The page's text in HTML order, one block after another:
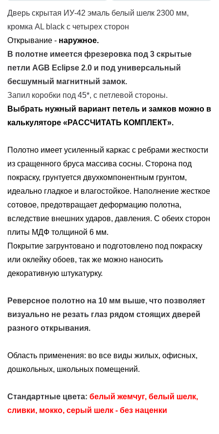
Дверь скрытая ИУ-42 эмаль белый шелк 2300 мм,
кромка AL black с четырех сторон
Открывание - наружное.
В полотне имеется фрезеровка под 3 скрытые
петли AGB Eclipse 2.0 и под универсальный
бесшумный магнитный замок.
Запил коробки под 45*, с петлевой стороны.
Выбрать нужный вариант петель и замков можно в
калькуляторе «РАССЧИТАТЬ КОМПЛЕКТ».
Полотно имеет усиленный каркас с ребрами жесткости
из сращенного бруса массива сосны. Сторона под
покраску, грунтуется двухкомпонентным грунтом,
идеально гладкое и влагостойкое. Наполнение жесткое
сотовое, предотвращает деформацию полотна,
вследствие внешних ударов, давления. С обеих сторон
плиты МДФ толщиной 6 мм.
Покрытие загрунтовано и подготовлено под покраску
или оклейку обоев, так же можно наносить
декоративную штукатурку.
Реверсное полотно на 10 мм выше, что позволяет
визуально не резать глаз рядом стоящих дверей
разного открывания.
Область применения: во все виды жилых, офисных,
дошкольных, школьных помещений.
Стандартные цвета: белый жемчуг, белый шелк,
сливки, мокко, серый шелк - без наценки